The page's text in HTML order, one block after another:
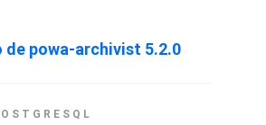
de powa-archivist 5.2.0